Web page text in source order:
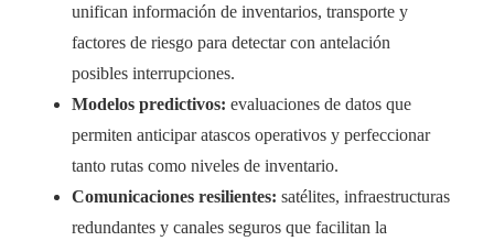
unifican información de inventarios, transporte y
factores de riesgo para detectar con antelación
posibles interrupciones.
Modelos predictivos: evaluaciones de datos que
permiten anticipar atascos operativos y perfeccionar
tanto rutas como niveles de inventario.
Comunicaciones resilientes: satélites, infraestructuras
redundantes y canales seguros que facilitan la